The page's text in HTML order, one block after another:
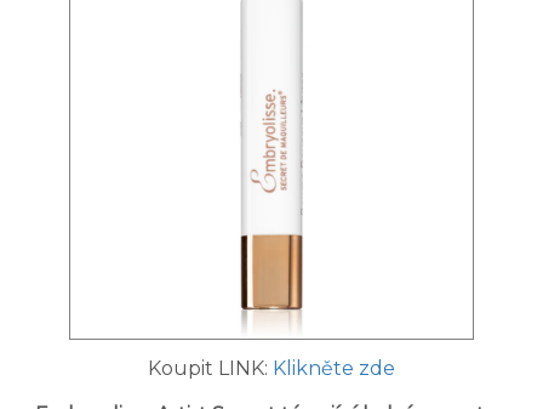
Koupit LINK: Klikněte zde